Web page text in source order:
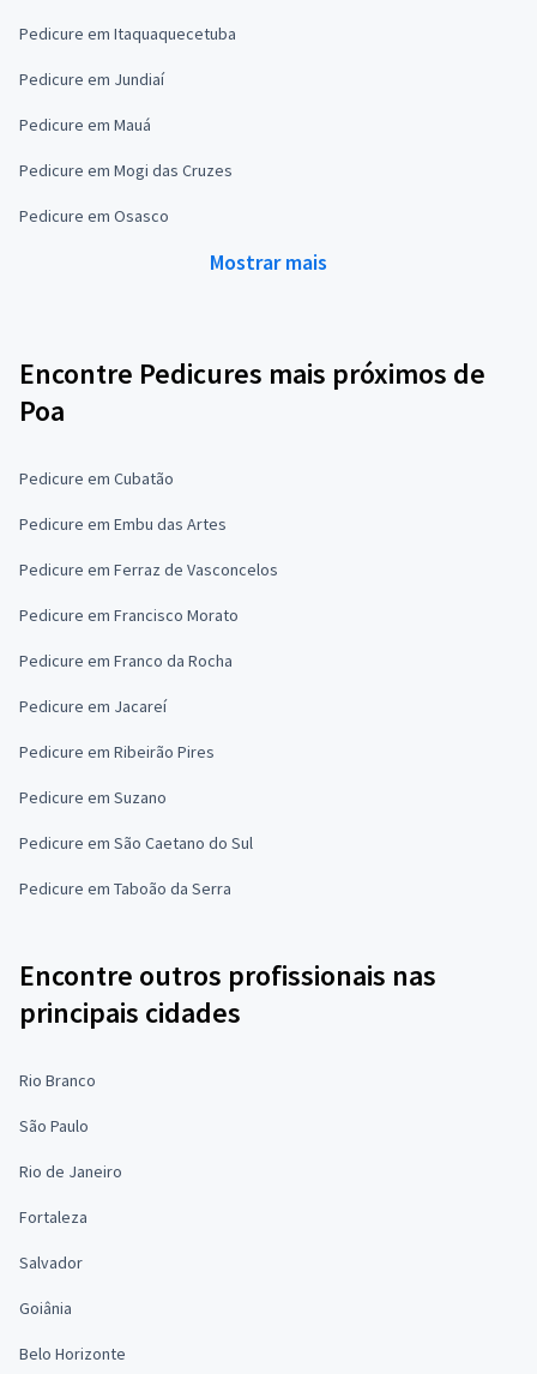
Pedicure em Itaquaquecetuba
Pedicure em Jundiaí
Pedicure em Mauá
Pedicure em Mogi das Cruzes
Pedicure em Osasco
Mostrar mais
Encontre Pedicures mais próximos de
Poa
Pedicure em Cubatão
Pedicure em Embu das Artes
Pedicure em Ferraz de Vasconcelos
Pedicure em Francisco Morato
Pedicure em Franco da Rocha
Pedicure em Jacareí
Pedicure em Ribeirão Pires
Pedicure em Suzano
Pedicure em São Caetano do Sul
Pedicure em Taboão da Serra
Encontre outros profissionais nas
principais cidades
Rio Branco
São Paulo
Rio de Janeiro
Fortaleza
Salvador
Goiânia
Belo Horizonte